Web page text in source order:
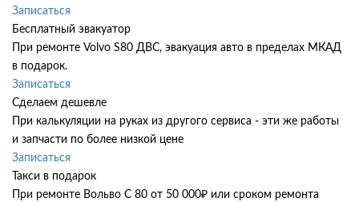
Записаться
Бесплатный эвакуатор
При ремонте Volvo S80 ДВС, эвакуация авто в пределах МКАД
в подарок.
Записаться
Сделаем дешевле
При калькуляции на руках из другого сервиса - эти же работы
и запчасти по более низкой цене
Записаться
Такси в подарок
При ремонте Вольво С 80 от 50 000₽ или сроком ремонта